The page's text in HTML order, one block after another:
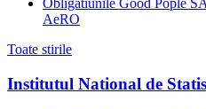
Obligatiunile Good Pople
AeRO
Toate stirile
Institutul National de